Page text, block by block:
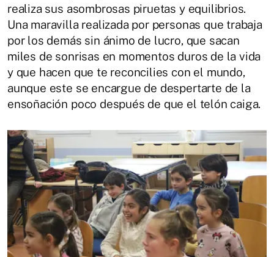
realiza sus asombrosas piruetas y equilibrios.
Una maravilla realizada por personas que trabaja
por los demás sin ánimo de lucro, que sacan
miles de sonrisas en momentos duros de la vida
y que hacen que te reconcilies con el mundo,
aunque este se encargue de despertarte de la
ensoñación poco después de que el telón caiga.